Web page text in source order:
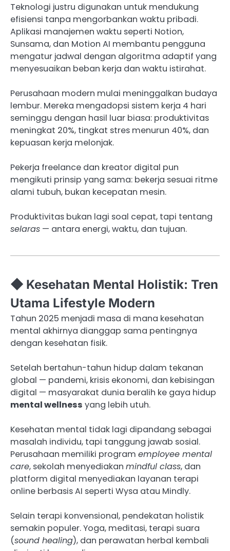
Teknologi justru digunakan untuk mendukung
efisiensi tanpa mengorbankan waktu pribadi.
Aplikasi manajemen waktu seperti Notion,
Sunsama, dan Motion AI membantu pengguna
mengatur jadwal dengan algoritma adaptif yang
menyesuaikan beban kerja dan waktu istirahat.
Perusahaan modern mulai meninggalkan budaya
lembur. Mereka mengadopsi sistem kerja 4 hari
seminggu dengan hasil luar biasa: produktivitas
meningkat 20%, tingkat stres menurun 40%, dan
kepuasan kerja melonjak.
Pekerja freelance dan kreator digital pun
mengikuti prinsip yang sama: bekerja sesuai ritme
alami tubuh, bukan kecepatan mesin.
Produktivitas bukan lagi soal cepat, tapi tentang
selaras — antara energi, waktu, dan tujuan.
◆ Kesehatan Mental Holistik: Tren
Utama Lifestyle Modern
Tahun 2025 menjadi masa di mana kesehatan
mental akhirnya dianggap sama pentingnya
dengan kesehatan fisik.
Setelah bertahun-tahun hidup dalam tekanan
global — pandemi, krisis ekonomi, dan kebisingan
digital — masyarakat dunia beralih ke gaya hidup
mental wellness yang lebih utuh.
Kesehatan mental tidak lagi dipandang sebagai
masalah individu, tapi tanggung jawab sosial.
Perusahaan memiliki program employee mental
care, sekolah menyediakan mindful class, dan
platform digital menyediakan layanan terapi
online berbasis AI seperti Wysa atau Mindly.
Selain terapi konvensional, pendekatan holistik
semakin populer. Yoga, meditasi, terapi suara
(sound healing), dan perawatan herbal kembali